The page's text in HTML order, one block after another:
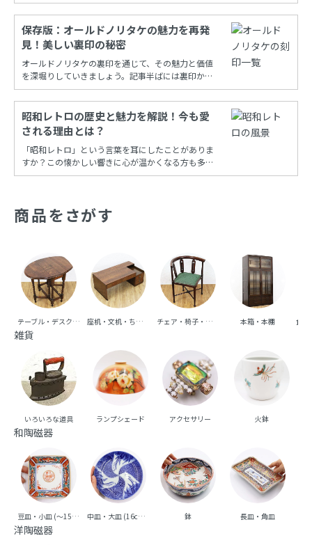
保存版：オールドノリタケの魅力を再発
見！美しい裏印の秘密
オールドノリタケの裏印を通じて、その魅力と価値
を深堀りしていきましょう。記事半ばには裏印から
年代を調べることができる保存版一覧もあります！
昭和レトロの歴史と魅力を解説！今も愛
される理由とは？
「昭和レトロ」という言葉を耳にしたことがありま
すか？この懐かしい響きに心が温かくなる方も多い
でしょう。昭和時代の風情を再現し、今も多くの
す。
商品をさがす
テーブル・デスク・机 座机・文机・ちゃぶ台 チェア・椅子・ベンチ・ソファ 本箱・本棚 食器
雑貨
いろいろな道具 ランプシェード アクセサリー 火鉢
和陶磁器
豆皿・小皿 (～15cm台) 中皿・大皿 (16cm台～) 鉢 長皿・角皿
洋陶磁器